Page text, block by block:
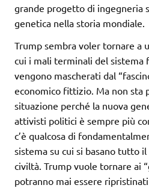
grande progetto di ingegneria
genetica nella storia mondiale.
Trump sembra voler tornare a
cui i mali terminali del sistema
vengono mascherati dal
economico fittizio. Ma non sta
situazione perché la nuova
attivisti politici è sempre più
c’è qualcosa di
sistema su cui si basano tutto
civiltà. Trump vuole tornare ai
potranno mai essere